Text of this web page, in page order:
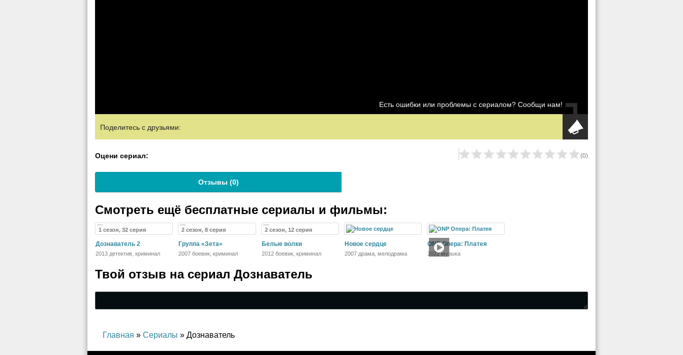
Есть ошибки или проблемы с сериалом? Сообщи нам!
Поделитесь с друзьями:
Оцени сериал: (0)
Отзывы (0)
Смотреть ещё бесплатные сериалы и фильмы:
1 сезон, 32 серия
Дознаватель 2
2013 детектив, криминал
2 сезон, 8 серия
Группа «Зета»
2007 боевик, криминал
2 сезон, 12 серия
Белые волки
2012 боевик, криминал
Новое сердце
2007 драма, мелодрама
ONP Опера: Платея
2022 музыка
Твой отзыв на сериал Дознаватель
Главная » Сериалы » Дознаватель